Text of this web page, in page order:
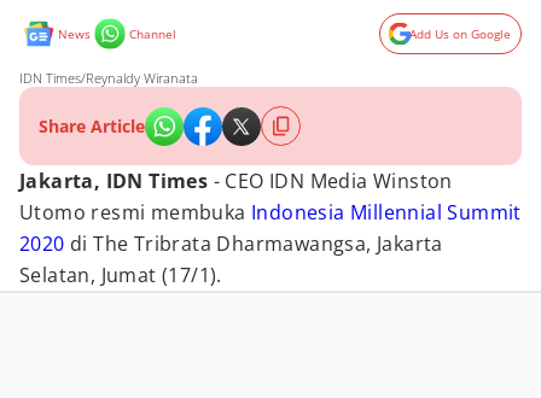
News Channel Add Us on Google
IDN Times/Reynaldy Wiranata
Share Article
Jakarta, IDN Times - CEO IDN Media Winston
Utomo resmi membuka Indonesia Millennial Summit
2020 di The Tribrata Dharmawangsa, Jakarta
Selatan, Jumat (17/1).